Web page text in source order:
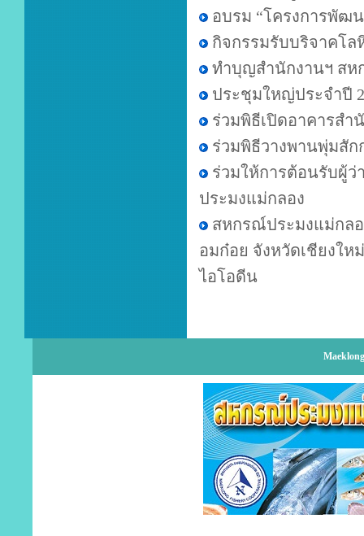
อบรม “โครงการพัฒ
กิจกรรมรับบริจาคโล
ทำบุญสำนักงานฯ สห
ประชุมใหญ่ประจำปี
ร่วมพิธีเปิดอาคารส
ร่วมพิธีวางพานพุ่มสัก
ร่วมให้การต้อนรับผู้
ประมงแม่กลอง
สหกรณ์ประมงแม่กลอ
อมก๋อย จังหวัดเชียงใ
ไอโอดีน